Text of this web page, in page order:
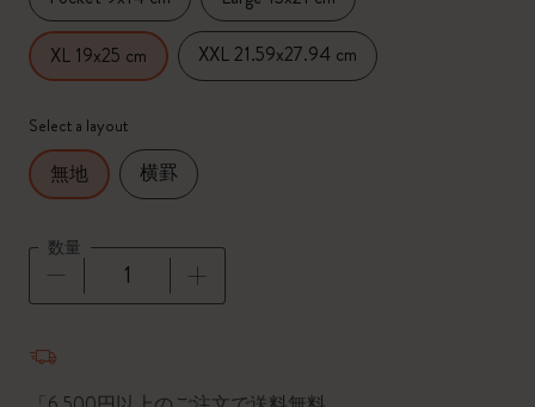
XL 19x25 cm XXL 21.59x27.94 cm
Select a layout
無地 横罫
数量